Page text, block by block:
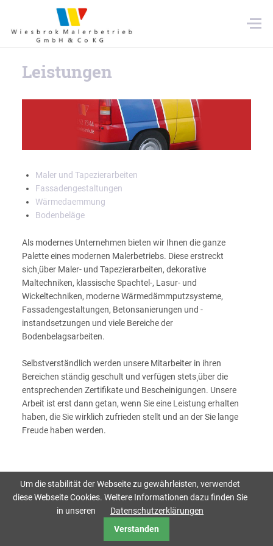
Leistungen
Maler und Tapezierarbeiten
Fassadengestaltungen
Wärmedaemmung
Bodenbeläge
Als modernes Unternehmen bieten wir Ihnen die ganze
Palette eines modernen Malerbetriebs. Diese erstreckt
sich¸über Maler- und Tapezierarbeiten, dekorative
Maltechniken, klassische Spachtel-, Lasur- und
Wickeltechniken, moderne Wärmedämmputzsysteme,
Fassadengestaltungen, Betonsanierungen und -
instandsetzungen und viele Bereiche der
Bodenbelagsarbeiten.
Selbstverständlich werden unsere Mitarbeiter in ihren
Bereichen ständig geschult und verfügen stets¸über die
entsprechenden Zertifikate und Bescheinigungen. Unsere
Arbeit ist erst dann getan, wenn Sie eine Leistung erhalten
haben, die Sie wirklich zufrieden stellt und an der Sie lange
Freude haben werden.
Um die stabilität der Webseite zu gewährleisten, verwendet
diese Webseite Cookies. Weitere Informationen dazu finden Sie
in unseren
Datenschutzerklärungen
Verstanden